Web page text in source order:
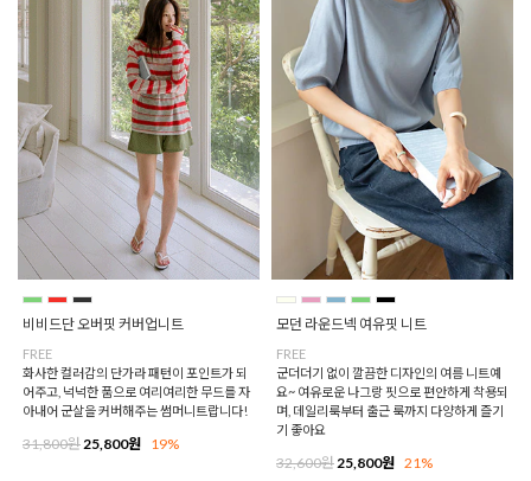
비비드단 오버핏 커버업니트
FREE
화사한 컬러감의 단가라 패턴이 포인트가 되
어주고, 넉넉한 품으로 여리여리한 무드를 자
아내어 군살을 커버해주는 썸머니트랍니다!
31,800원 25,800원 19%
모던 라운드넥 여유핏 니트
FREE
군더더기 없이 깔끔한 디자인의 여름 니트예
요~ 여유로운 나그랑 핏으로 편안하게 착용되
며, 데일리룩부터 출근 룩까지 다양하게 즐기
기 좋아요
32,600원 25,800원 21%